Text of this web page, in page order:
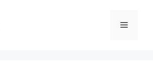
Menu